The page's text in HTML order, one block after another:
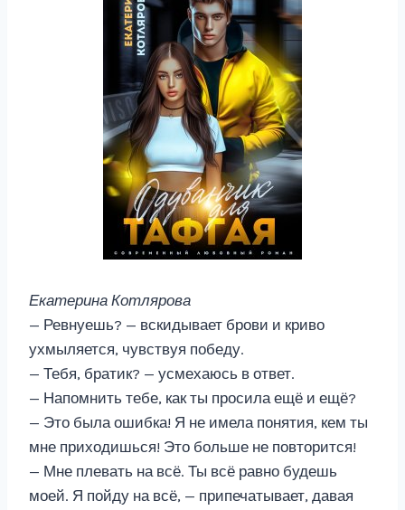
Екатерина Котлярова
— Ревнуешь? — вскидывает брови и криво
ухмыляется, чувствуя победу.
— Тебя, братик? — усмехаюсь в ответ.
— Напомнить тебе, как ты просила ещё и ещё?
— Это была ошибка! Я не имела понятия, кем ты
мне приходишься! Это больше не повторится!
— Мне плевать на всё. Ты всё равно будешь
моей. Я пойду на всё, — припечатывает, давая